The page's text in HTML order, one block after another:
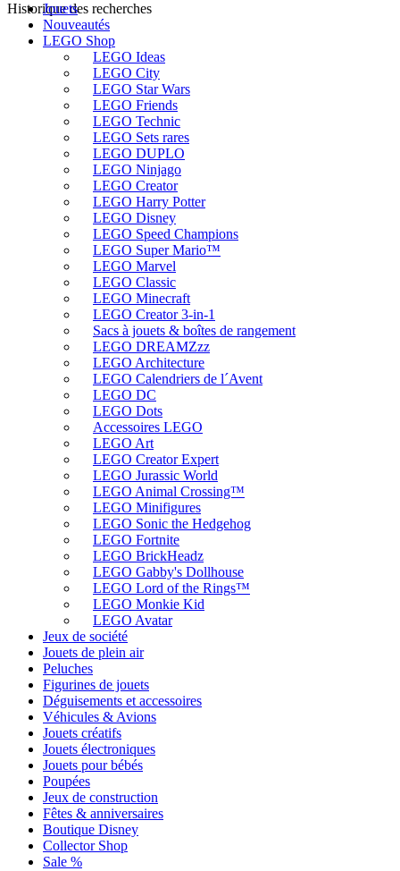
Historique des recherches
Jouets
Nouveautés
LEGO Shop
LEGO Ideas
LEGO City
LEGO Star Wars
LEGO Friends
LEGO Technic
LEGO Sets rares
LEGO DUPLO
LEGO Ninjago
LEGO Creator
LEGO Harry Potter
LEGO Disney
LEGO Speed Champions
LEGO Super Mario™
LEGO Marvel
LEGO Classic
LEGO Minecraft
LEGO Creator 3-in-1
Sacs à jouets & boîtes de rangement
LEGO DREAMZzz
LEGO Architecture
LEGO Calendriers de l´Avent
LEGO DC
LEGO Dots
Accessoires LEGO
LEGO Art
LEGO Creator Expert
LEGO Jurassic World
LEGO Animal Crossing™
LEGO Minifigures
LEGO Sonic the Hedgehog
LEGO Fortnite
LEGO BrickHeadz
LEGO Gabby's Dollhouse
LEGO Lord of the Rings™
LEGO Monkie Kid
LEGO Avatar
Jeux de société
Jouets de plein air
Peluches
Figurines de jouets
Déguisements et accessoires
Véhicules & Avions
Jouets créatifs
Jouets électroniques
Jouets pour bébés
Poupées
Jeux de construction
Fêtes & anniversaires
Boutique Disney
Collector Shop
Sale %